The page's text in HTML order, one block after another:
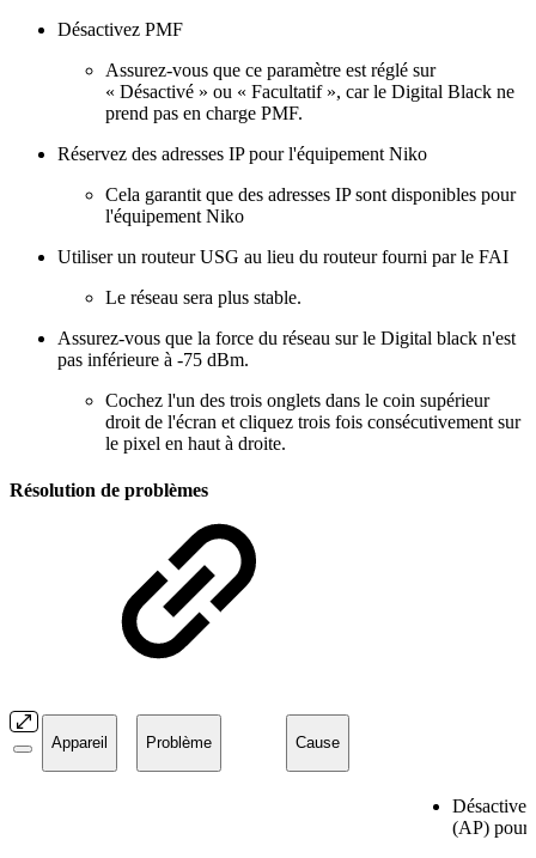
Désactivez PMF
Assurez-vous que ce paramètre est réglé sur
« Désactivé » ou « Facultatif », car le Digital Black ne
prend pas en charge PMF.
Réservez des adresses IP pour l'équipement Niko
Cela garantit que des adresses IP sont disponibles pour
l'équipement Niko
Utiliser un routeur USG au lieu du routeur fourni par le FAI
Le réseau sera plus stable.
Assurez-vous que la force du réseau sur le Digital black n'est
pas inférieure à -75 dBm.
Cochez l'un des trois onglets dans le coin supérieur
droit de l'écran et cliquez trois fois consécutivement sur
le pixel en haut à droite.
Résolution de problèmes
Appareil Problème Cause
(AP) pour